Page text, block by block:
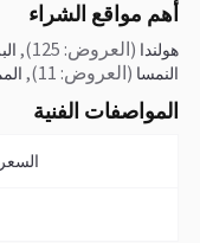
أهم مواقع الشراء
هولندا (العروض: 125) ,
النمسا (العروض: 11) ,
المواصفات الفنية